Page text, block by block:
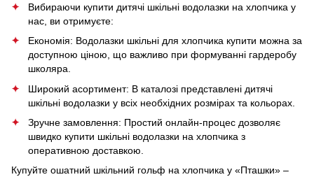
Вибираючи купити дитячі шкільні водолазки на хлопчика у
нас, ви отримуєте:
Економія: Водолазки шкільні для хлопчика купити можна за
доступною ціною, що важливо при формуванні гардеробу
школяра.
Широкий асортимент: В каталозі представлені дитячі
шкільні водолазки у всіх необхідних розмірах та кольорах.
Зручне замовлення: Простий онлайн-процес дозволяє
швидко купити шкільні водолазки на хлопчика з
оперативною доставкою.
Купуйте ошатний шкільний гольф на хлопчика у «Пташки» –